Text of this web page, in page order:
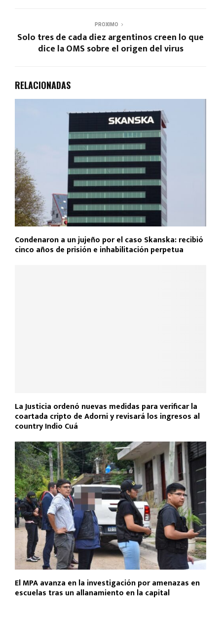
PROXIMO
Solo tres de cada diez argentinos creen lo que
dice la OMS sobre el origen del virus
RELACIONADAS
Condenaron a un jujeño por el caso Skanska: recibió
cinco años de prisión e inhabilitación perpetua
La Justicia ordenó nuevas medidas para verificar la
coartada cripto de Adorni y revisará los ingresos al
country Indio Cuá
El MPA avanza en la investigación por amenazas en
escuelas tras un allanamiento en la capital